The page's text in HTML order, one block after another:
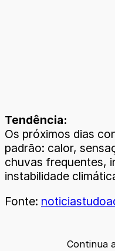
Tendência:
Os próximos dias
padrão: calor,
chuvas frequentes,
instabilidade
Fonte:
Continua